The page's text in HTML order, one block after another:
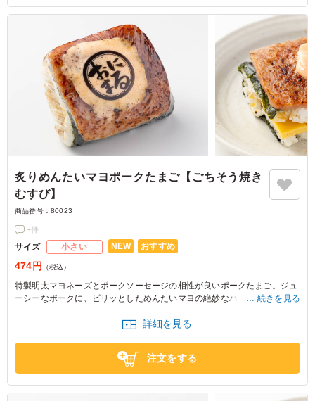
炙りめんたいマヨポークたまご【ごちそう焼き
むすび】
商品番号： 80023
-件
サイズ 小さい NEW おすすめ
474円 （税込）
特製明太マヨネーズとポークソーセージの相性が良いポークたまご。ジュ
ーシーなポークに、ピリッとしためんたいマヨの絶妙なハーモニー。香ば
してはお問い合わせください。
続きを見る
詳細を見る
注文をする